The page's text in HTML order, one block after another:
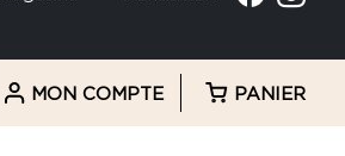
MON COMPTE PANIER